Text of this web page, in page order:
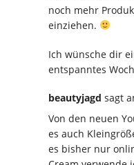
noch mehr
einziehen.
Ich wünsche dir
entspanntes
beautyjagd sagt
Von den neuen
es auch
es bisher nur